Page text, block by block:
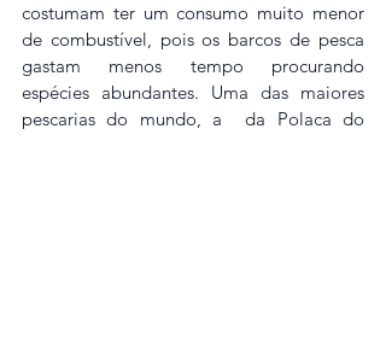
costumam ter um consumo muito menor
de combustível, pois os barcos de pesca
gastam menos tempo procurando
espécies abundantes. Uma das maiores
pescarias do mundo, a  da Polaca do